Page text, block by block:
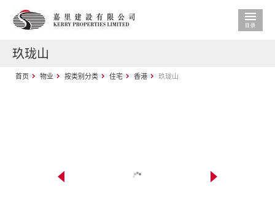
玖珑山
首页 物业 按类别分类 住宅 香港 玖珑山